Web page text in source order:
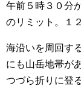
午前５時３０分
のリミット。１
海沿いを周回す
にも山岳地帯が
つづら折りに登